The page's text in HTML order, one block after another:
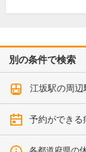
別の条件で検索
江坂駅の周
予約ができる